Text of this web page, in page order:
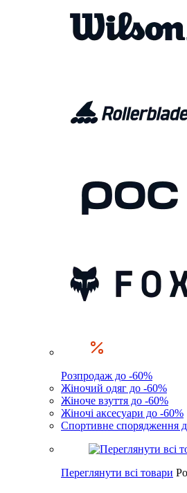
Розпродаж до -60%
Жіночий одяг до -60%
Жіноче взуття до -60%
Жіночі аксесуари до -60%
Спортивне спорядження
Переглянути всі товари